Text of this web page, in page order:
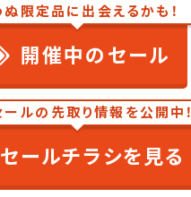
ぬ限定品に出会えるかも！
開催中のセール
ルの先取り情報を公開中！
セールチラシを見る